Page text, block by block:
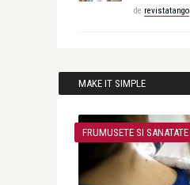
de revistatango
MAKE IT SIMPLE
FRUMUSETE SI SANATATE